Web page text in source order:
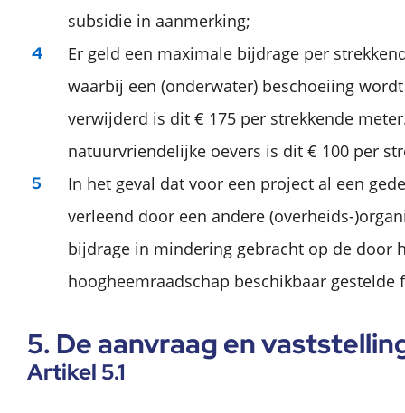
subsidie in aanmerking;
Er geld een maximale bijdrage per
waarbij een (onderwater) beschoeiing
verwijderd is dit € 175 per strekkende
natuurvriendelijke oevers is dit € 100 per
In het geval dat voor een project al een
verleend door een andere (overheids-
bijdrage in mindering gebracht op de door
hoogheemraadschap beschikbaar gestelde
5. De aanvraag en
Artikel 5.1